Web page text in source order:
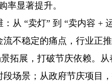
率显著提升。
：从 “卖灯” 到 “卖内容 +
不稳定的痛点，行业正
拓展，打破节庆依赖。
场景；从政府节庆项目